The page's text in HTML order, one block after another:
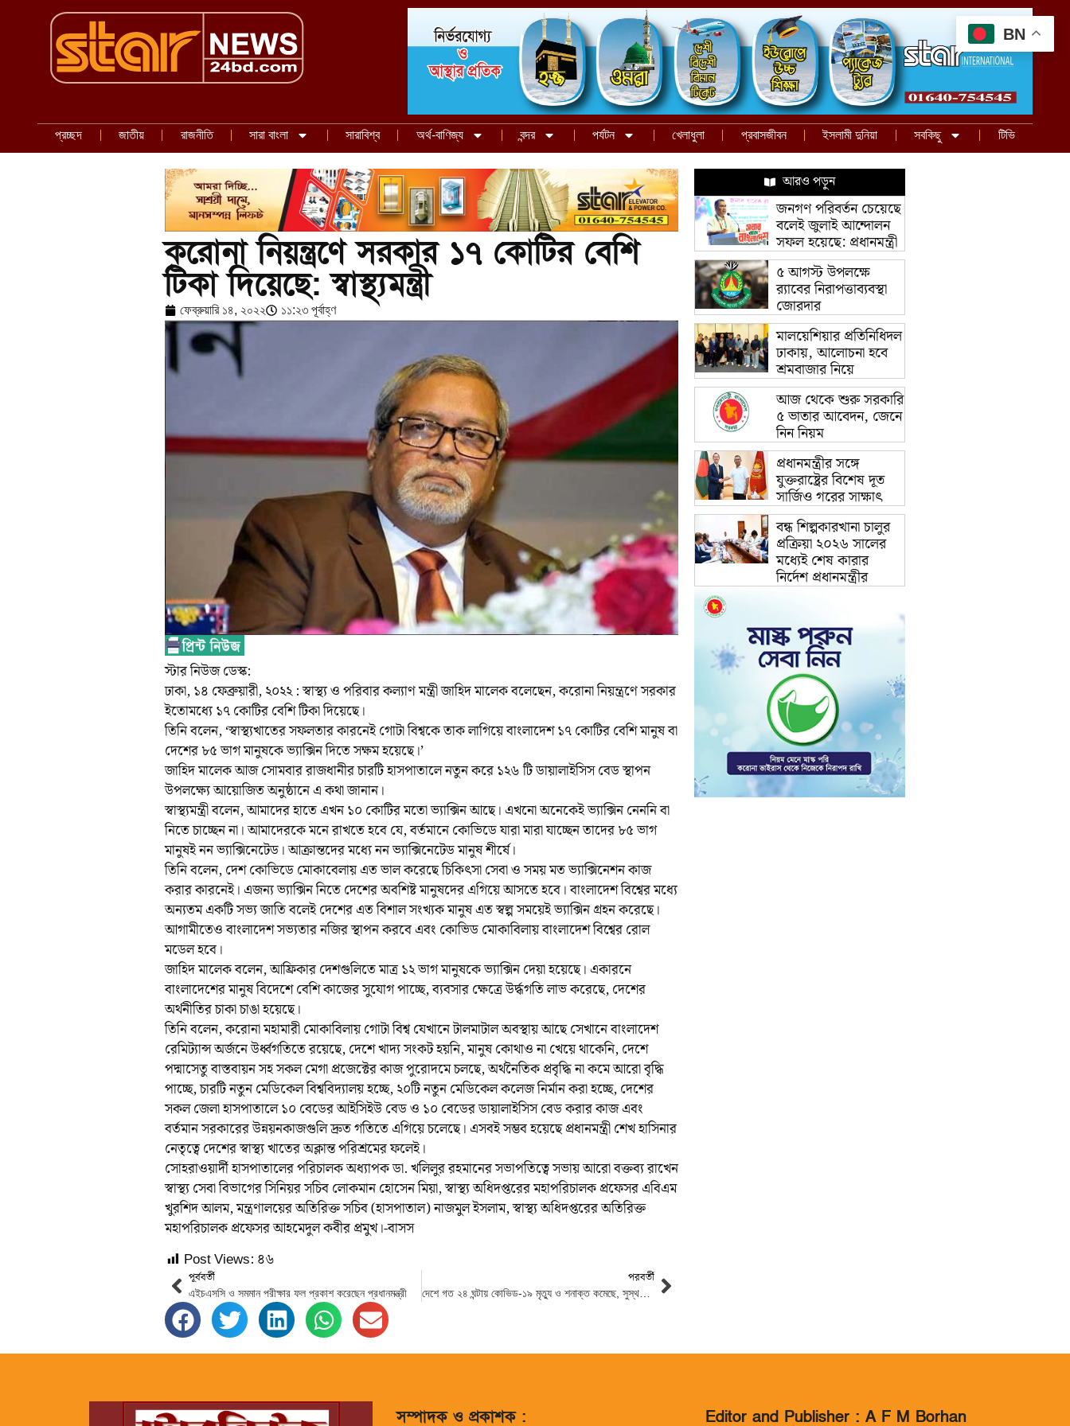
প্রচ্ছদ জাতীয় রাজনীতি সারা বাংলা সারাবিশ্ব অর্থ-বাণিজ্য বন্দর পর্যটন খেলাধুলা প্রবাসজীবন ইসলামী দুনিয়া সবকিছু টিভি
করোনা নিয়ন্ত্রণে সরকার ১৭ কোটির বেশি
টিকা দিয়েছে: স্বাস্থ্যমন্ত্রী
ফেব্রুয়ারি ১৪, ২০২২ ১১:২৩ পূর্বাহ্ণ
স্টার নিউজ ডেস্ক:
ঢাকা, ১৪ ফেব্রুয়ারী, ২০২২ : স্বাস্থ্য ও পরিবার কল্যাণ মন্ত্রী জাহিদ মালেক বলেছেন, করোনা নিয়ন্ত্রণে সরকার
ইতোমধ্যে ১৭ কোটির বেশি টিকা দিয়েছে।
তিনি বলেন, ‘স্বাস্থ্যখাতের সফলতার কারনেই গোটা বিশ্বকে তাক লাগিয়ে বাংলাদেশ ১৭ কোটির বেশি মানুষ বা
দেশের ৮৫ ভাগ মানুষকে ভ্যাক্সিন দিতে সক্ষম হয়েছে।’
জাহিদ মালেক আজ সোমবার রাজধানীর চারটি হাসপাতালে নতুন করে ১২৬ টি ডায়ালাইসিস বেড স্থাপন
উপলক্ষ্যে আয়োজিত অনুষ্ঠানে এ কথা জানান।
স্বাস্থ্যমন্ত্রী বলেন, আমাদের হাতে এখন ১০ কোটির মতো ভ্যাক্সিন আছে। এখনো অনেকেই ভ্যাক্সিন নেননি বা
নিতে চাচ্ছেন না। আমাদেরকে মনে রাখতে হবে যে, বর্তমানে কোভিডে যারা মারা যাচ্ছেন তাদের ৮৫ ভাগ
মানুষই নন ভ্যাক্সিনেটেড। আক্রান্তদের মধ্যে নন ভ্যাক্সিনেটেড মানুষ শীর্ষে।
তিনি বলেন, দেশ কোভিডে মোকাবেলায় এত ভাল করেছে চিকিৎসা সেবা ও সময় মত ভ্যাক্সিনেশন কাজ
করার কারনেই। এজন্য ভ্যাক্সিন নিতে দেশের অবশিষ্ট মানুষদের এগিয়ে আসতে হবে। বাংলাদেশ বিশ্বের মধ্যে
অন্যতম একটি সভ্য জাতি বলেই দেশের এত বিশাল সংখ্যক মানুষ এত স্বল্প সময়েই ভ্যাক্সিন গ্রহন করেছে।
আগামীতেও বাংলাদেশ সভ্যতার নজির স্থাপন করবে এবং কোভিড মোকাবিলায় বাংলাদেশ বিশ্বের রোল
মডেল হবে।
জাহিদ মালেক বলেন, আফ্রিকার দেশগুলিতে মাত্র ১২ ভাগ মানুষকে ভ্যাক্সিন দেয়া হয়েছে। একারনে
বাংলাদেশের মানুষ বিদেশে বেশি কাজের সুযোগ পাচ্ছে, ব্যবসার ক্ষেত্রে উর্দ্ধগতি লাভ করেছে, দেশের
অর্থনীতির চাকা চাঙা হয়েছে।
তিনি বলেন, করোনা মহামারী মোকাবিলায় গোটা বিশ্ব যেখানে টালমাটাল অবস্থায় আছে সেখানে বাংলাদেশ
রেমিট্যান্স অর্জনে উর্ধ্বগতিতে রয়েছে, দেশে খাদ্য সংকট হয়নি, মানুষ কোথাও না খেয়ে থাকেনি, দেশে
পদ্মাসেতু বাস্তবায়ন সহ সকল মেগা প্রজেক্টের কাজ পুরোদমে চলছে, অর্থনৈতিক প্রবৃদ্ধি না কমে আরো বৃদ্ধি
পাচ্ছে, চারটি নতুন মেডিকেল বিশ্ববিদ্যালয় হচ্ছে, ২০টি নতুন মেডিকেল কলেজ নির্মান করা হচ্ছে, দেশের
সকল জেলা হাসপাতালে ১০ বেডের আইসিইউ বেড ও ১০ বেডের ডায়ালাইসিস বেড করার কাজ এবং
বর্তমান সরকারের উন্নয়নকাজগুলি দ্রুত গতিতে এগিয়ে চলেছে। এসবই সম্ভব হয়েছে প্রধানমন্ত্রী শেখ হাসিনার
নেতৃত্বে দেশের স্বাস্থ্য খাতের অক্লান্ত পরিশ্রমের ফলেই।
সোহরাওয়ার্দী হাসপাতালের পরিচালক অধ্যাপক ডা. খলিলুর রহমানের সভাপতিত্বে সভায় আরো বক্তব্য রাখেন
স্বাস্থ্য সেবা বিভাগের সিনিয়র সচিব লোকমান হোসেন মিয়া, স্বাস্থ্য অধিদপ্তরের মহাপরিচালক প্রফেসর এবিএম
খুরশিদ আলম, মন্ত্রণালয়ের অতিরিক্ত সচিব (হাসপাতাল) নাজমুল ইসলাম, স্বাস্থ্য অধিদপ্তরের অতিরিক্ত
মহাপরিচালক প্রফেসর আহমেদুল কবীর প্রমুখ।-বাসস
Post Views: ৪৬
পূর্ববর্তী
এইচএসসি ও সমমান পরীক্ষার ফল প্রকাশ করেছেন প্রধানমন্ত্রী
পরবর্তী
দেশে গত ২৪ ঘন্টায় কোভিড-১৯ মৃত্যু ও শনাক্ত কমেছে, সুস্থতা বেড়েছে
আরও পড়ুন
জনগণ পরিবর্তন চেয়েছে
বলেই জুলাই আন্দোলন
সফল হয়েছে: প্রধানমন্ত্রী
৫ আগস্ট উপলক্ষে
র‌্যাবের নিরাপত্তাব্যবস্থা
জোরদার
মালয়েশিয়ার প্রতিনিধিদল
ঢাকায়, আলোচনা হবে
শ্রমবাজার নিয়ে
আজ থেকে শুরু সরকারি
৫ ভাতার আবেদন, জেনে
নিন নিয়ম
প্রধানমন্ত্রীর সঙ্গে
যুক্তরাষ্ট্রের বিশেষ দূত
সার্জিও গরের সাক্ষাৎ
বন্ধ শিল্পকারখানা চালুর
প্রক্রিয়া ২০২৬ সালের
মধ্যেই শেষ কারার
নির্দেশ প্রধানমন্ত্রীর
সম্পাদক ও প্রকাশক : Editor and Publisher : A F M Borhan
BN